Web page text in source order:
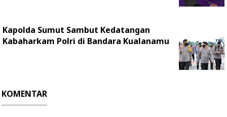
Kapolda Sumut Sambut Kedatangan
Kabaharkam Polri di Bandara Kualanamu
KOMENTAR